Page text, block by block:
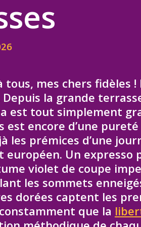
tous, mes chers fidèles
la grande
est tout simplement
est encore d’une
les prémices d’une
européen. Un
violet de coupe
les sommets
dorées captent les
que la